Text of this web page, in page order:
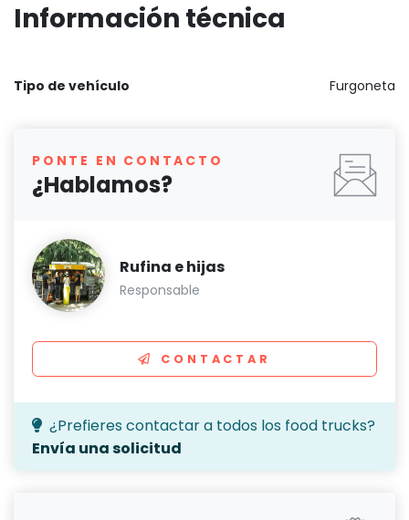
Información técnica
Tipo de vehículo Furgoneta
PONTE EN CONTACTO
¿Hablamos?
Rufina e hijas
Responsable
CONTACTAR
¿Prefieres contactar a todos los food trucks?
Envía una solicitud